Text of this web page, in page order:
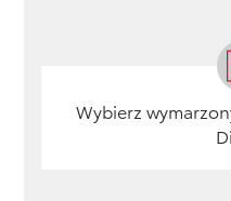
Wybierz